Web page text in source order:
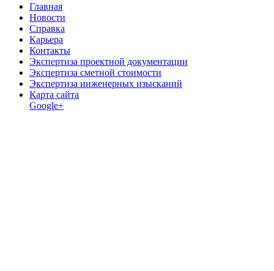
Главная
Новости
Справка
Карьера
Контакты
Экспертиза проектной документации
Экспертиза сметной стоимости
Экспертиза инженерных изысканий
Карта сайта
Google+